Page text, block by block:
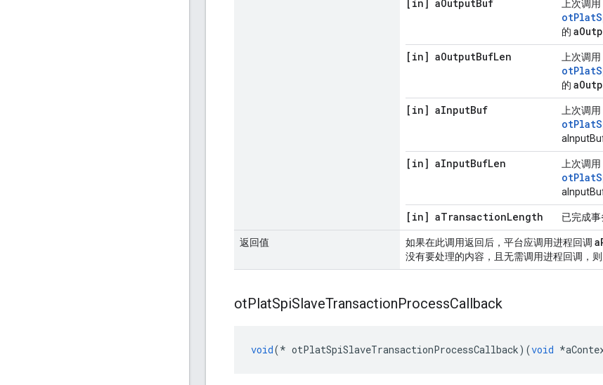
[in] aOutputBuf 上次调用
的
[in] aOutputBufLen 上次调用
的
[in] aInputBuf 上次调用
[in] aInputBufLen 上次调用
[in] aTransactionLength 已完成事
返回值 如果在此调用返回后，平台应调用进程回调
没有要处理的内容，且无需调用进程回调，则
otPlatSpiSlaveTransactionProcessCallback
void(* otPlatSpiSlaveTransactionProcessCallback)(void *